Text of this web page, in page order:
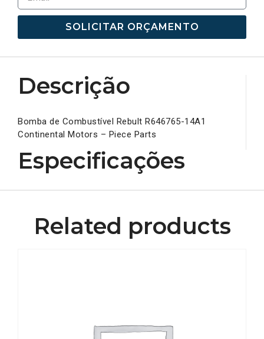
SOLICITAR ORÇAMENTO
Descrição
Bomba de Combustível Rebult R646765-14A1
Continental Motors – Piece Parts
Especificações
Related products